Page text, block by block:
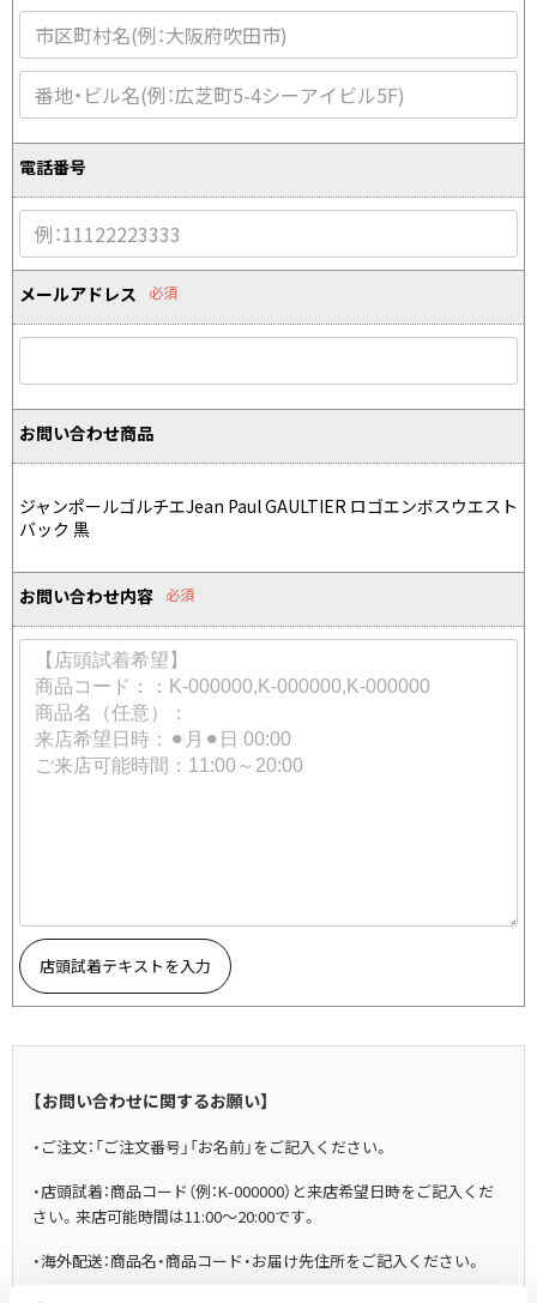
ボトムス
アウター
アクセサリー
メンズ
トップス
GANRYU
ガンリュウ
JUNYA WATANABE
ジュンヤワタナベ
Yohji Yamamoto
B Yohji Yamamoto
REGULATION Yohji Yamamoto
レギュレーション ヨウジヤマモト
S'YTE
Yohji Yamamoto FEMME
ヨウジヤマモト ファム
Yohji Yamamoto NOIR
ヨウジヤマモト ノアール
Yohji Yamamoto POUR HOMME
ヨウジヤマモト プールオム
ワイズフォーメン
ワイスリー
LIMI feu
リミフゥ
その他のボトムス
アウター
ジャケット
コート
ブルゾン
スーツ
アクセサリー
バッグ
帽子
ストール・マフラー
ベルト・サスペンダー
パンプス
ミュール・サンダル
ブーツ・シューズ
スニーカー
その他のボトムス
アウター
スーツ
ジャケット
ブルゾン
コート
アクセサリー
バッグ
帽子
ストール・マフラー
ネクタイ
ベルト・サスペンダー
ブーツ・シューズ
スニーカー・サンダル
その他のアクセサリー
Sunglass
2026.07.23
Dye
電話番号
メールアドレス 必須
お問い合わせ商品
ジャンポールゴルチエJean Paul GAULTIER ロゴエンボスウエスト
バック 黒
お問い合わせ内容 必須
店頭試着テキストを入力
【お問い合わせに関するお願い】
・ご注文：「ご注文番号」「お名前」をご記入ください。
・店頭試着：商品コード（例：K-000000）と来店希望日時をご記入くだ
さい。来店可能時間は11:00～20:00です。
・海外配送：商品名・商品コード・お届け先住所をご記入ください。